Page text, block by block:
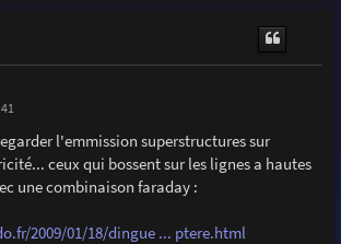
l'emmission superstructures sur
ceux qui bossent sur les lignes a hautes
une combinaison faraday :
2009/01/18/dingue ... ptere.html